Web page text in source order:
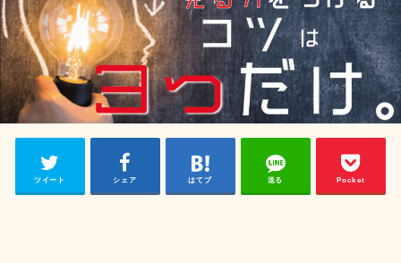
ツイート シェア はてブ 送る Pocket